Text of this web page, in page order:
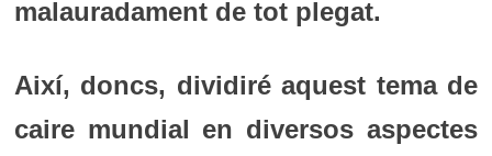
malauradament de tot plegat.
Així, doncs, dividiré aquest tema de
caire mundial en diversos aspectes